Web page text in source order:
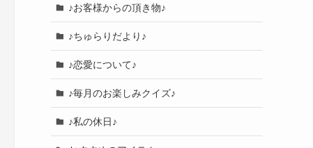
♪お客様からの頂き物♪
♪ちゅらりだより♪
♪恋愛について♪
♪毎月のお楽しみクイズ♪
♪私の休日♪